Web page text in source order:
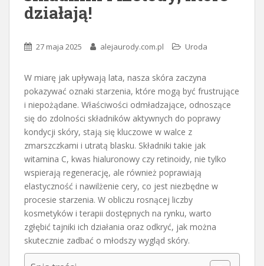
działają!
27 maja 2025 alejaurody.com.pl Uroda
W miarę jak upływają lata, nasza skóra zaczyna
pokazywać oznaki starzenia, które mogą być frustrujące
i niepożądane. Właściwości odmładzające, odnoszące
się do zdolności składników aktywnych do poprawy
kondycji skóry, stają się kluczowe w walce z
zmarszczkami i utratą blasku. Składniki takie jak
witamina C, kwas hialuronowy czy retinoidy, nie tylko
wspierają regenerację, ale również poprawiają
elastyczność i nawilżenie cery, co jest niezbędne w
procesie starzenia. W obliczu rosnącej liczby
kosmetyków i terapii dostępnych na rynku, warto
zgłębić tajniki ich działania oraz odkryć, jak można
skutecznie zadbać o młodszy wygląd skóry.